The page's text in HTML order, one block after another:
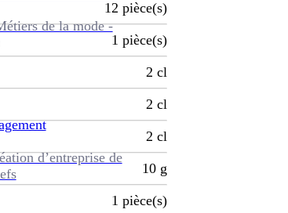
de la mode -
d’entreprise de
12 pièce(s)
1 pièce(s)
2 cl
2 cl
2 cl
10 g
1 pièce(s)